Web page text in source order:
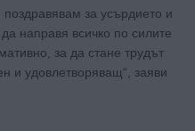
поздравявам за усърдието и
направя всичко по силите
за да стане трудът
и удовлетворяващ“, заяви